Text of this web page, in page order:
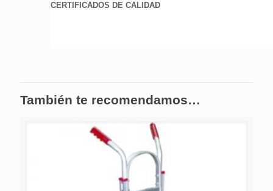
CERTIFICADOS DE CALIDAD
También te recomendamos…